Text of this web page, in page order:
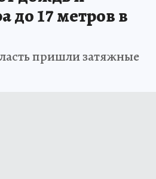
до 17 метров в
пришли затяжные